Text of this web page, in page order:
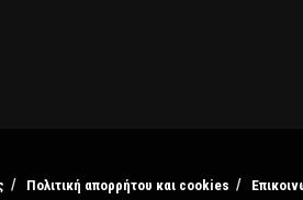
Πολιτική απορρήτου και cookies